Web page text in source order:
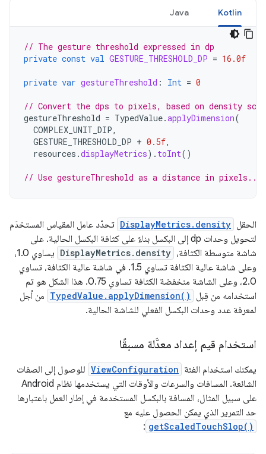
Kotlin
Java
// The gesture threshold expressed in dp
private const val GESTURE_THRESHOLD_DP = 16.0f
private var gestureThreshold : Int = 0
// Convert the dps to pixels, based on density
gestureThreshold = TypedValue.applyDimension(
COMPLEX_UNIT_DIP,
GESTURE_THRESHOLD_DP + 0.5f,
resources .displayMetrics). toInt()
// Use gestureThreshold as a distance in pixels...
الحقل DisplayMetrics.density تحدّد عامل المقياس المستخدَم
لتحويل وحدات dp إلى البكسل بناءً على كثافة البكسل الحالية. على
شاشة متوسطة الكثافة، DisplayMetrics.density
يساوي 1.0،
وعلى شاشة عالية الكثافة تساوي 1.5. في شاشة عالية الكثافة، تساوي
2.0، وعلى الشاشة منخفضة الكثافة تساوي 0.75. هذا الشكل هو تم
استخدامه من قِبل
TypedValue.applyDimension() من أجل
لمعرفة عدد وحدات البكسل الفعلي للشاشة الحالية.
استخدام قيم إعداد معدَّلة مسبقًا
يمكنك استخدام الفئة ViewConfiguration للوصول إلى الصفات
الشائعة. المسافات والسرعات والأوقات التي يستخدمها نظام Android
على سبيل المثال، المسافة بالبكسل المستخدمة في إطار العمل باعتبارها
حد التمرير الذي يمكن الحصول عليه مع
getScaledTouchSlop()
: